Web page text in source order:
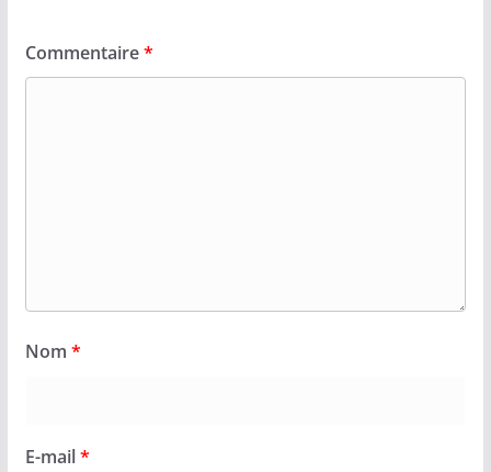
Commentaire*
Nom *
E-mail*